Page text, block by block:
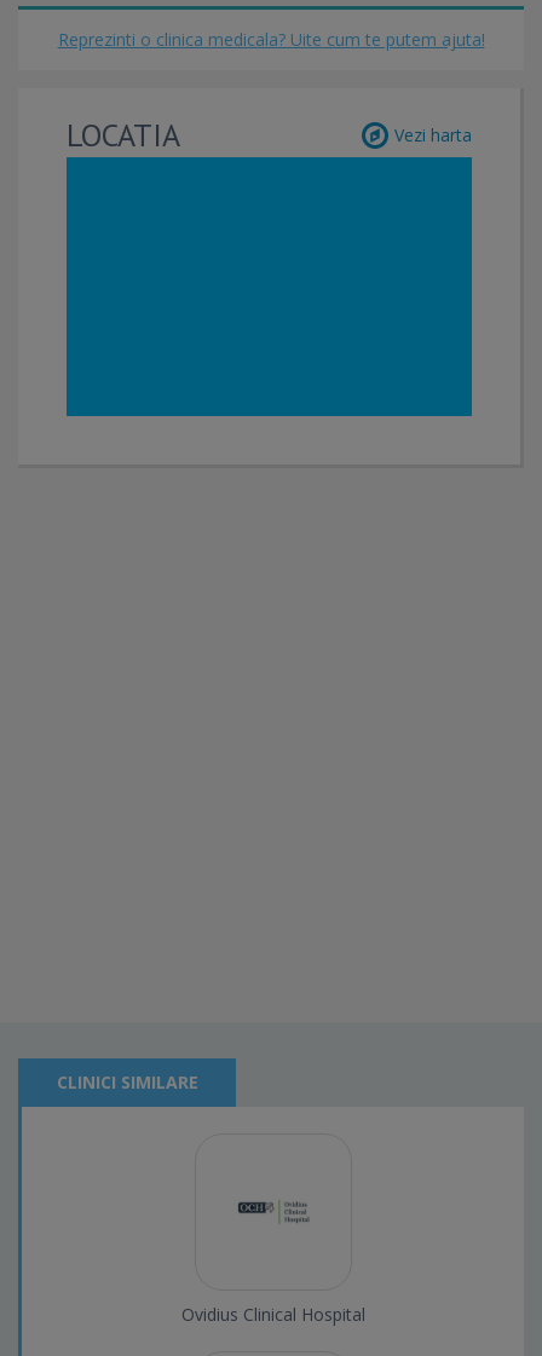
Reprezinti o clinica medicala? Uite cum te putem ajuta!
LOCATIA Vezi harta
CLINICI SIMILARE
Ovidius Clinical Hospital